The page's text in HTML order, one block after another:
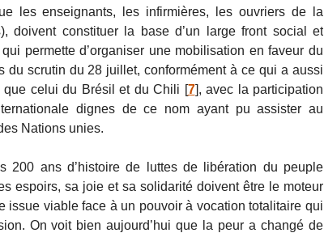
les enseignants, les infirmières, les ouvriers de la
doivent constituer la base d’un large front social et
permette d’organiser une mobilisation en faveur du
du scrutin du 28 juillet, conformément à ce qui a aussi
celui du Brésil et du Chili [7], avec la participation
dignes de ce nom ayant pu assister au
Nations unies.
200 ans d’histoire de luttes de libération du peuple
espoirs, sa joie et sa solidarité doivent être le moteur
issue viable face à un pouvoir à vocation totalitaire qui
On voit bien aujourd’hui que la peur a changé de